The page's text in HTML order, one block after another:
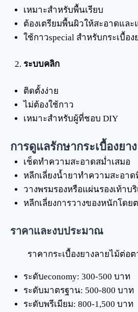
เหมาะสำหรับพื้นเรียบ
ต้องเตรียมพื้นผิวให้สะอาดและ
ใช้กาวspecial สำหรับกระเบื้อง
ระบบคลิก
ติดตั้งง่าย
ไม่ต้องใช้กาว
เหมาะสำหรับผู้ที่ชอบ DIY
การดูแลรักษากระเบื้องยา
เช็ดทำความสะอาดสม่ำเสมอ
หลีกเลี่ยงน้ำยาทำความสะอาด
วางพรมรองหรือแผ่นรองเท้าบ
หลีกเลี่ยงการวางของหนักโดย
ราคาและงบประมาณ
ราคากระเบื้องยางลายไม้ต่อต
ระดับeconomy: 300-500 บาท
ระดับมาตรฐาน: 500-800 บาท
ระดับพรีเมียม: 800-1,500 บาท